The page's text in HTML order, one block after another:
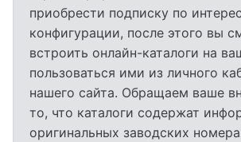
приобрести подписку по
конфигурации, после этого вы
встроить онлайн-каталоги на
пользоваться ими из личного
нашего сайта. Обращаем ваше
то, что каталоги содержат
оригинальных заводских